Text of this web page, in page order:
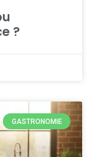
?
GASTRONOMIE